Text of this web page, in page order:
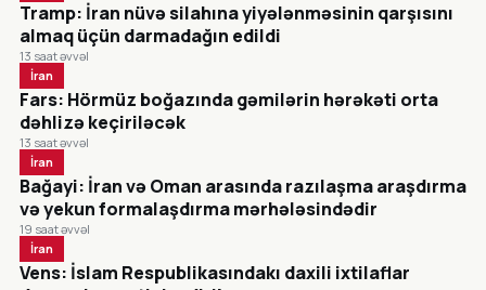
Tramp: İran nüvə silahına yiyələnməsinin qarşısını
almaq üçün darmadağın edildi
13 saat əvvəl
İran
Fars: Hörmüz boğazında gəmilərin hərəkəti orta
dəhlizə keçiriləcək
13 saat əvvəl
İran
Bağayi: İran və Oman arasında razılaşma araşdırma
və yekun formalaşdırma mərhələsindədir
19 saat əvvəl
İran
Vens: İslam Respublikasındakı daxili ixtilaflar